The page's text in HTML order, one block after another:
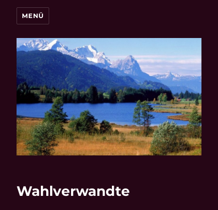
MENÜ
Wahlverwandte